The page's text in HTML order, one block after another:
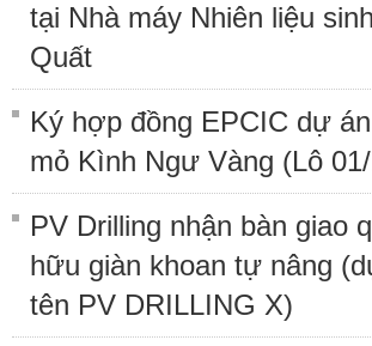
tại Nhà máy Nhiên liệu
Quất
Ký hợp đồng EPCIC dự
mỏ Kình Ngư Vàng (Lô
PV Drilling nhận bàn giao
hữu giàn khoan tự nâng
tên PV DRILLING X)